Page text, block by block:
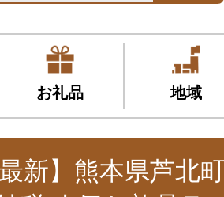
お礼品 地域
最新】熊本県芦北